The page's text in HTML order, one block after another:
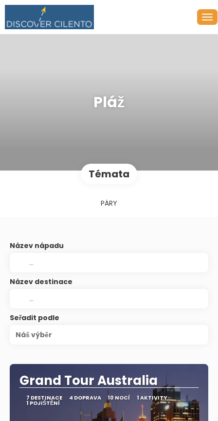
Pláž
Témata
PÁRY
Název nápadu
Název destinace
Seřadit podle
Náš výběr
Grand Tour Australia
7 DESTINACE 4 DOPRAVA 10 NOCÍ 1 AKTIVITY
1 POJIŠTĚNÍ